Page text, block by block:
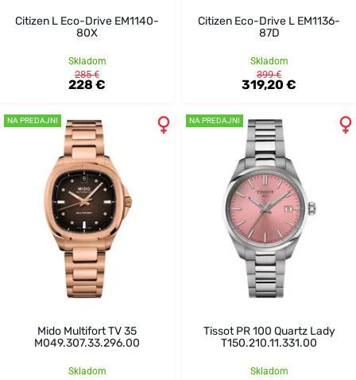
Citizen L Eco-Drive EM1140-
80X
Skladom
285 €
228 €
Citizen Eco-Drive L EM1136-
87D
Skladom
399 €
319,20 €
NA PREDAJNI
Mido Multifort TV 35
M049.307.33.296.00
Skladom
NA PREDAJNI
Tissot PR 100 Quartz Lady
T150.210.11.331.00
Skladom